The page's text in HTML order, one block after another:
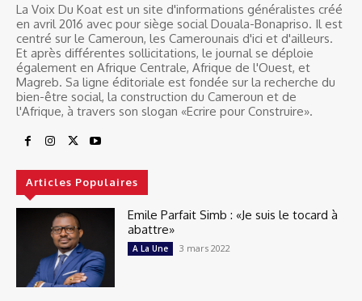
La Voix Du Koat est un site d'informations généralistes créé
en avril 2016 avec pour siège social Douala-Bonapriso. Il est
centré sur le Cameroun, les Camerounais d'ici et d'ailleurs.
Et après différentes sollicitations, le journal se déploie
également en Afrique Centrale, Afrique de l'Ouest, et
Magreb. Sa ligne éditoriale est fondée sur la recherche du
bien-être social, la construction du Cameroun et de
l'Afrique, à travers son slogan «Ecrire pour Construire».
Articles Populaires
Emile Parfait Simb : «Je suis le tocard à
abattre»
A La Une 3 mars 2022